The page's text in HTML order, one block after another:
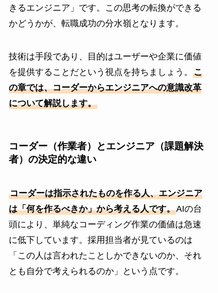
きるエンジニア」です。この思考の転換ができる
かどうかが、転職成功の分水嶺となります。
技術は手段であり、目的はユーザーや企業に価値
を提供することだという視点を持ちましょう。 こ
の章では、コーダーからエンジニアへの意識改革
について解説します。
コーダー（作業者）とエンジニア（課題解決
者）の決定的な違い
コーダーは指示されたものを作る人、エンジニア
は「何を作るべきか」から考える人です。AIの台
頭により、単純なコーディング作業の価値は急速
に低下しています。採用担当者が見ているのは
「この人は言われたことしかできないのか、それ
とも自分で考えられるのか」という点です。